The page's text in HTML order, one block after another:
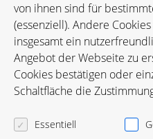
Karte in Google Maps
von ihnen sind für
(essenziell). Andere
insgesamt ein
Angebot der Webseite zu
Cookies bestätigen oder
Schaltfläche die
Essentiell